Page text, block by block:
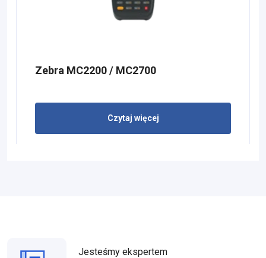
Zebra MC2200 / MC2700
Czytaj więcej
Jesteśmy ekspertem